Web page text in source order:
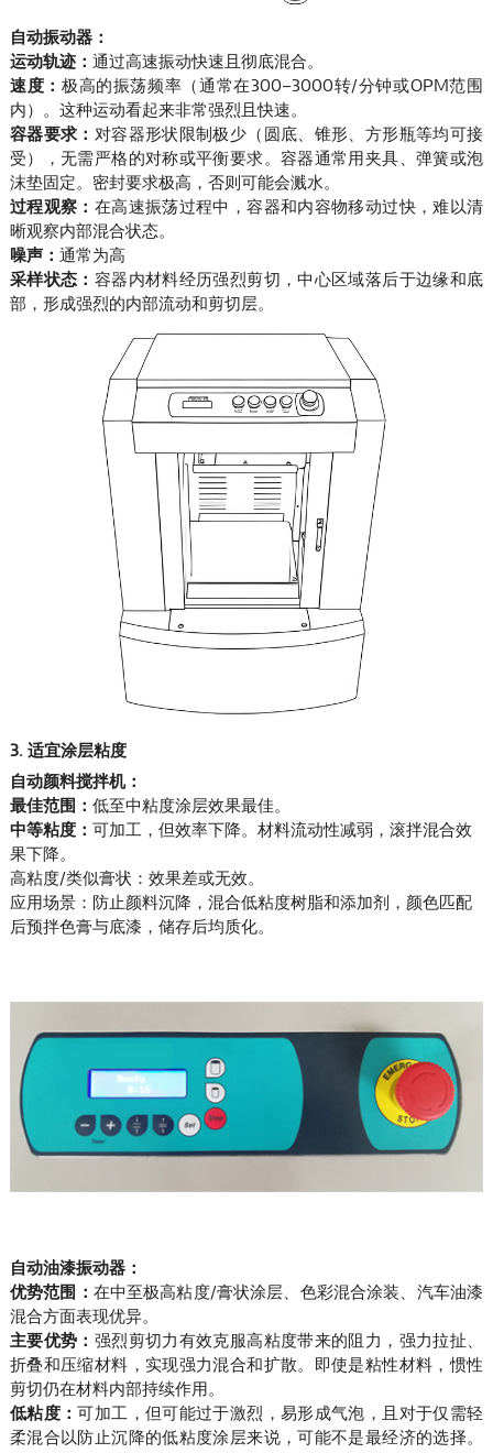
自动振动器：
运动轨迹： 通过高速振动快速且彻底混合。
速度： 极高的振荡频率（通常在300–3000转/分钟或OPM范围
内）。这种运动看起来非常强烈且快速。
容器要求： 对容器形状限制极少（圆底、锥形、方形瓶等均可接
受），无需严格的对称或平衡要求。容器通常用夹具、弹簧或泡
沫垫固定。密封要求极高，否则可能会溅水。
过程观察： 在高速振荡过程中，容器和内容物移动过快，难以清
晰观察内部混合状态。
噪声： 通常为高
采样状态： 容器内材料经历强烈剪切，中心区域落后于边缘和底
部，形成强烈的内部流动和剪切层。
3. 适宜涂层粘度
自动颜料搅拌机：
最佳范围： 低至中粘度涂层效果最佳。
中等粘度： 可加工，但效率下降。材料流动性减弱，滚拌混合效
果下降。
高粘度/类似膏状：效果差或无效。
应用场景：防止颜料沉降，混合低粘度树脂和添加剂，颜色匹配
后预拌色膏与底漆，储存后均质化。
自动油漆振动器：
优势范围： 在中至极高粘度/膏状涂层、色彩混合涂装、汽车油漆
混合方面表现优异。
主要优势： 强烈剪切力有效克服高粘度带来的阻力，强力拉扯、
折叠和压缩材料，实现强力混合和扩散。即使是粘性材料，惯性
剪切仍在材料内部持续作用。
低粘度：可加工，但可能过于激烈，易形成气泡，且对于仅需轻
柔混合以防止沉降的低粘度涂层来说，可能不是最经济的选择。